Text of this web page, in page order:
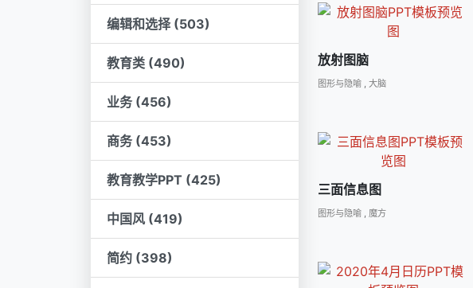
编辑和选择 (503)
教育类 (490)
业务 (456)
商务 (453)
教育教学PPT (425)
中国风 (419)
简约 (398)
放射图脑
图形与隐喻 , 大脑
三面信息图
图形与隐喻 , 魔方